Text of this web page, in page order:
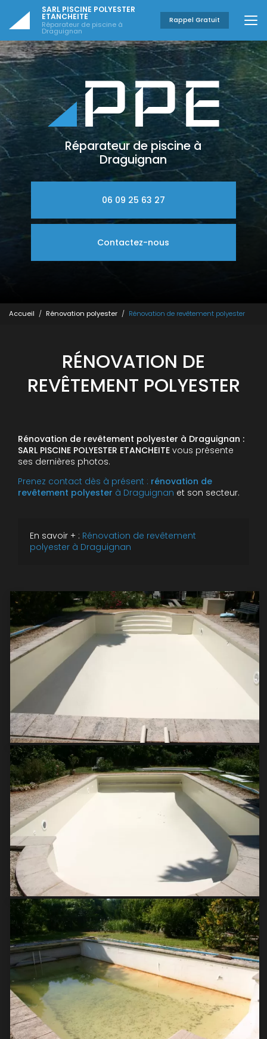
contenu
principal
SARL PISCINE POLYESTER
ETANCHEITE
Réparateur de piscine à
Draguignan
Rappel Gratuit
Réparateur de piscine à
Draguignan
06 09 25 63 27
Contactez-nous
Accueil Rénovation polyester Rénovation de revêtement polyester
RÉNOVATION DE
REVÊTEMENT POLYESTER
Rénovation de revêtement polyester à Draguignan :
SARL PISCINE POLYESTER ETANCHEITE vous présente
ses dernières photos.
Prenez contact dès à présent : rénovation de
revêtement polyester à Draguignan et son secteur.
En savoir + : Rénovation de revêtement
polyester à Draguignan